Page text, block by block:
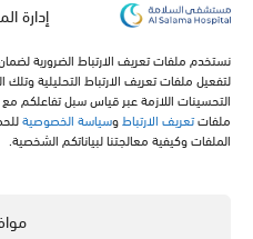
إدارة
نستخدم ملفات تعريف الارتباط الضرورية
لتفعيل ملفات تعريف الارتباط التحليلية وتلك
التحسينات اللازمة عبر قياس سبل تفاعلكم
ملفاتتعريف الارتباط وسياسة الخصوصية
الملفات وكيفية معالجتنا لبياناتكم الشخصية.
طريق الملك عبدالعزيز,
جدة, المملكة العربية